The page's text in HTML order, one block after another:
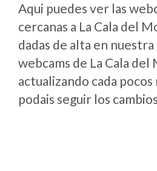
Aqui puedes ver las
cercanas a La Cala del
dadas de alta en
webcams de La Cala del
actualizando cada
podais seguir los